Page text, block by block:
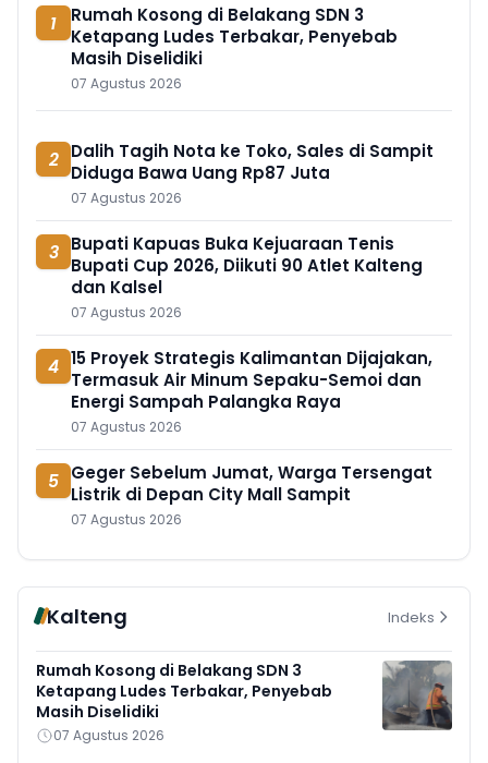
1
Rumah Kosong di Belakang SDN 3
Ketapang Ludes Terbakar, Penyebab
Masih Diselidiki
07 Agustus 2026
2 Dalih Tagih Nota ke Toko, Sales di Sampit
Diduga Bawa Uang Rp87 Juta
07 Agustus 2026
3 Bupati Kapuas Buka Kejuaraan Tenis
Bupati Cup 2026, Diikuti 90 Atlet Kalteng
dan Kalsel
07 Agustus 2026
4 15 Proyek Strategis Kalimantan Dijajakan,
Termasuk Air Minum Sepaku-Semoi dan
Energi Sampah Palangka Raya
07 Agustus 2026
5 Geger Sebelum Jumat, Warga Tersengat
Listrik di Depan City Mall Sampit
07 Agustus 2026
Kalteng Indeks
Rumah Kosong di Belakang SDN 3
Ketapang Ludes Terbakar, Penyebab
Masih Diselidiki
07 Agustus 2026